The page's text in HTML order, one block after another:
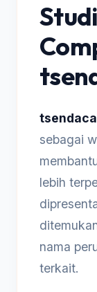
sebagai
lebih
nama
terkait.